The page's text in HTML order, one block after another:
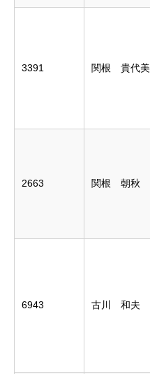
3391 関根 貴代美
2663 関根 朝秋
6943 古川 和夫